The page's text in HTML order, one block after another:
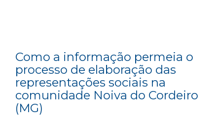
Como a informação permeia o
processo de elaboração das
representações sociais na
comunidade Noiva do Cordeiro
(MG)